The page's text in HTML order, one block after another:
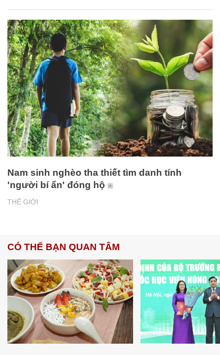
THẾ GIỚI
Nam sinh nghèo tha thiết tìm danh tính
'người bí ẩn' đóng hộ
CÓ THỂ BẠN QUAN TÂM